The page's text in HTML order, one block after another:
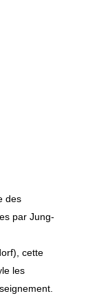
des
par Jung-
cette
les